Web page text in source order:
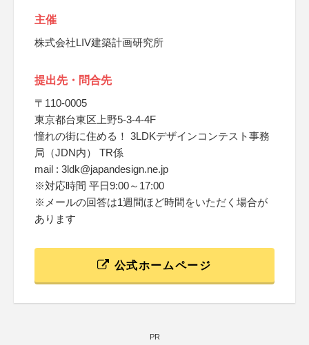
主催
株式会社LIV建築計画研究所
提出先・問合先
〒110-0005
東京都台東区上野5-3-4-4F
憧れの街に住める！ 3LDKデザインコンテスト事務
局（JDN内） TR係
mail : 3ldk@japandesign.ne.jp
※対応時間 平日9:00～17:00
※メールの回答は1週間ほど時間をいただく場合が
あります
公式ホームページ
PR